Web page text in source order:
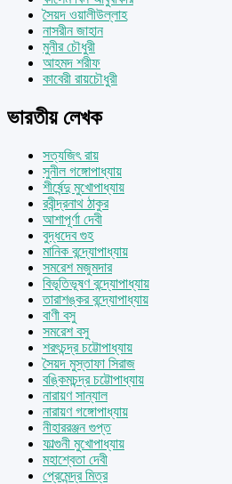
সৈয়দ ওয়ালীউল্লাহ
নাসরীন জাহান
মুনীর চৌধুরী
আহমদ শরীফ
কাবেরী রায়চৌধুরী
ভারতীয় লেখক
সত্যজিৎ রায়
সুনীল গঙ্গোপাধ্যায়
শীর্ষেন্দু মুখোপাধ্যায়
রবীন্দ্রনাথ ঠাকুর
আশাপূর্ণা দেবী
বুদ্ধদেব গুহ
মানিক বন্দ্যোপাধ্যায়
সমরেশ মজুমদার
বিভূতিভূষণ বন্দ্যোপাধ্যায়
তারাশঙ্কর বন্দ্যোপাধ্যায়
বাণী বসু
সমরেশ বসু
শরৎচন্দ্র চট্টোপাধ্যায়
সৈয়দ মুস্তাফা সিরাজ
বঙ্কিমচন্দ্র চট্টোপাধ্যায়
নারায়ণ সান্যাল
নারায়ণ গঙ্গোপাধ্যায়
নীহাররঞ্জন গুপ্ত
ফাল্গুনী মুখোপাধ্যায়
মহাশ্বেতা দেবী
প্রেমেন্দ্র মিত্র